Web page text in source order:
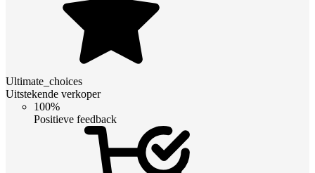
Ultimate_choices
Uitstekende verkoper
100%
Positieve feedback